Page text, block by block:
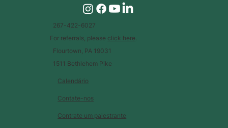
Calendário
Contate-nos
Contrate um palestrante
267-422-6027
For referrals, please click here
Flourtown, PA 19031
1511 Bethlehem Pike